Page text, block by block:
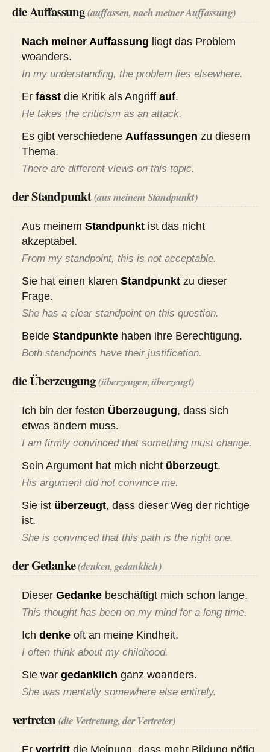
die Auffassung(auffassen, nach meiner Auffassung)
Nach meiner Auffassung liegt das Problem
woanders.
In my understanding, the problem lies elsewhere.
Er fasst die Kritik als Angriff auf.
He takes the criticism as an attack.
Es gibt verschiedene Auffassungen zu diesem
Thema.
There are different views on this topic.
der Standpunkt(aus meinem Standpunkt)
Aus meinem Standpunkt ist das nicht
akzeptabel.
From my standpoint, this is not acceptable.
Sie hat einen klaren Standpunkt zu dieser
Frage.
She has a clear standpoint on this question.
Beide Standpunkte haben ihre Berechtigung.
Both standpoints have their justification.
die Überzeugung(überzeugen, überzeugt)
Ich bin der festen Überzeugung, dass sich
etwas ändern muss.
I am firmly convinced that something must change.
Sein Argument hat mich nicht überzeugt.
His argument did not convince me.
Sie ist überzeugt, dass dieser Weg der richtige
ist.
She is convinced that this path is the right one.
der Gedanke(denken, gedanklich)
Dieser Gedanke beschäftigt mich schon lange.
This thought has been on my mind for a long time.
Ich denke oft an meine Kindheit.
I often think about my childhood.
Sie war gedanklich ganz woanders.
She was mentally somewhere else entirely.
vertreten (die Vertretung, der Vertreter)
Er vertritt die Meinung, dass mehr Bildung nötig